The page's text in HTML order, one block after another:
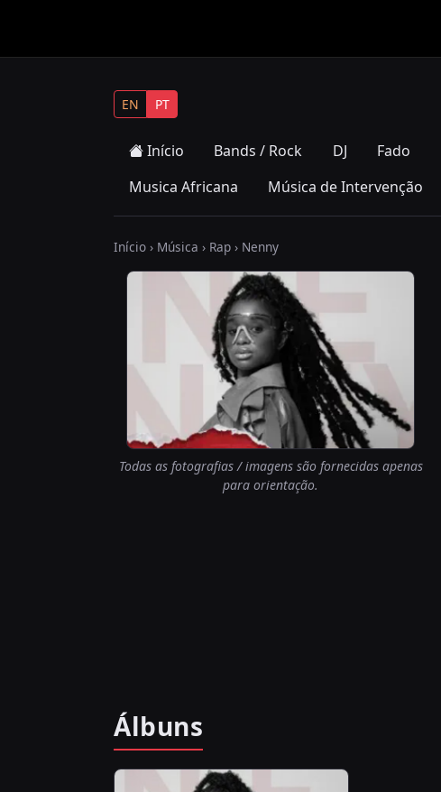
EN PT
Início Bands / Rock DJ Fado
Musica Africana
Música de Intervenção
Início › Música › Rap › Nenny
Todas as fotografias / imagens são fornecidas apenas
para orientação.
Álbuns